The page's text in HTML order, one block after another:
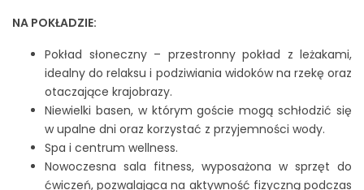
NA POKŁADZIE:
Pokład słoneczny – przestronny pokład z leżakami,
idealny do relaksu i podziwiania widoków na rzekę oraz
otaczające krajobrazy.
Niewielki basen, w którym goście mogą schłodzić się
w upalne dni oraz korzystać z przyjemności wody.
Spa i centrum wellness.
Nowoczesna sala fitness, wyposażona w sprzęt do
ćwiczeń, pozwalająca na aktywność fizyczną podczas